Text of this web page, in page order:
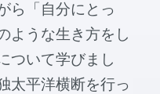
ら「自分にとっ
ような生き方をし
ついて学びまし
太平洋横断を行っ